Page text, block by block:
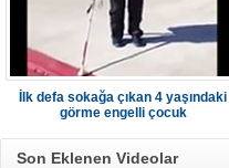
İlk defa sokağa çıkan 4 yaşındaki
görme engelli çocuk
Son Eklenen Videolar